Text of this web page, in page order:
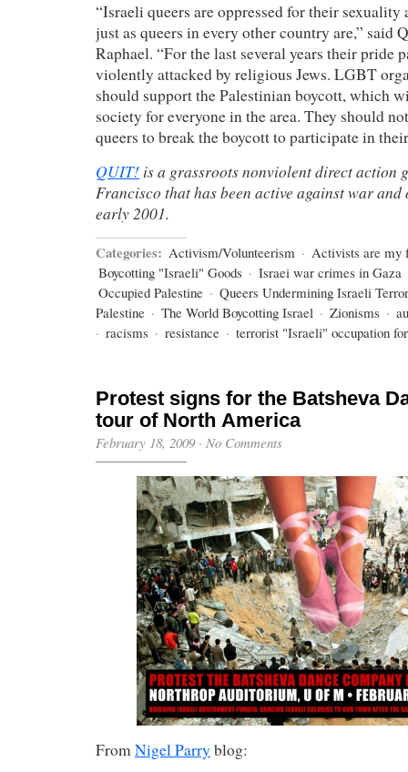
“Israeli queers are oppressed for their sexuality
just as queers in every other country are,” said
Raphael. “For the last several years their pride
violently attacked by religious Jews. LGBT
should support the Palestinian boycott, which
society for everyone in the area. They should
queers to break the boycott to participate in
QUIT! is a grassroots nonviolent direct action
Francisco that has been active against war
early 2001.
Categories: Activism/Volunteerism · Activists are my
Boycotting "Israeli" Goods · Israei war crimes in Gaza
Occupied Palestine · Queers Undermining Israeli
Palestine · The World Boycotting Israel · Zionisms ·
· racisms · resistance · terrorist "Israeli" occupation
Protest signs for the Batsheva
tour of North America
February 18, 2009· No Comments
FromNigel Parry blog: